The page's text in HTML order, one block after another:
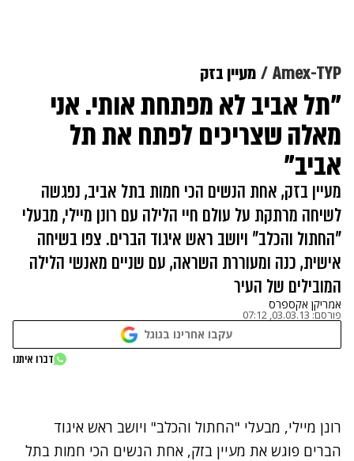
Amex-TYP מעיין בזק
"תל אביב לא מפתחת אותי. אני
מאלה שצריכים לפתח את תל
אביב"
מעיין בזק, אחת הנשים הכי חמות בתל אביב, נפגשה
לשיחה מרתקת על עולם חיי הלילה עם רונן מיילי, מבעלי
"החתול והכלב" ויושב ראש איגוד הברים. צפו בשיחה
אישית, כנה ומעוררת השראה, עם שניים מאנשי הלילה
המובילים של העיר
אמריקן אקספרס
פורסם:03.03.13, 07:12
עקבו אחרינו בגוגל
נתקלנו בבעיה
דברו איתנו
רונן מיילי, מבעלי "החתול והכלב" ויושב ראש איגוד
הברים פוגש את מעיין בזק, אחת הנשים הכי חמות בתל